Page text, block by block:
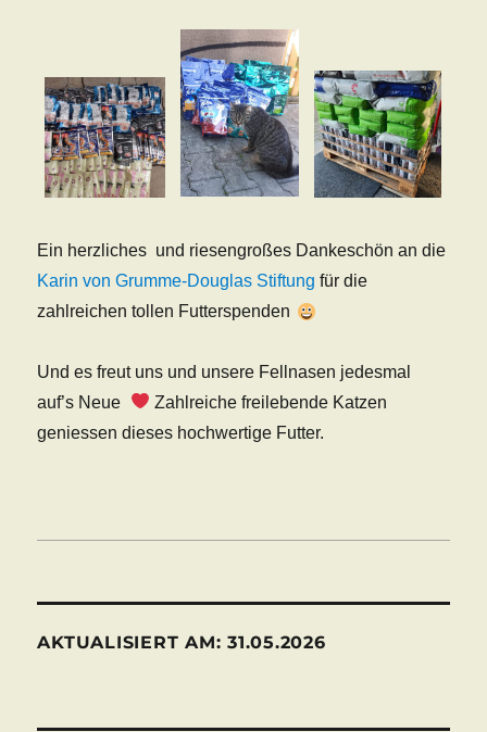
Ein herzliches und riesengroßes Dankeschön an die
Karin von Grumme-Douglas Stiftung für die
zahlreichen tollen Futterspenden
Und es freut uns und unsere Fellnasen jedesmal
auf’s Neue
Zahlreiche freilebende Katzen
geniessen dieses hochwertige Futter.
AKTUALISIERT AM: 31.05.2026